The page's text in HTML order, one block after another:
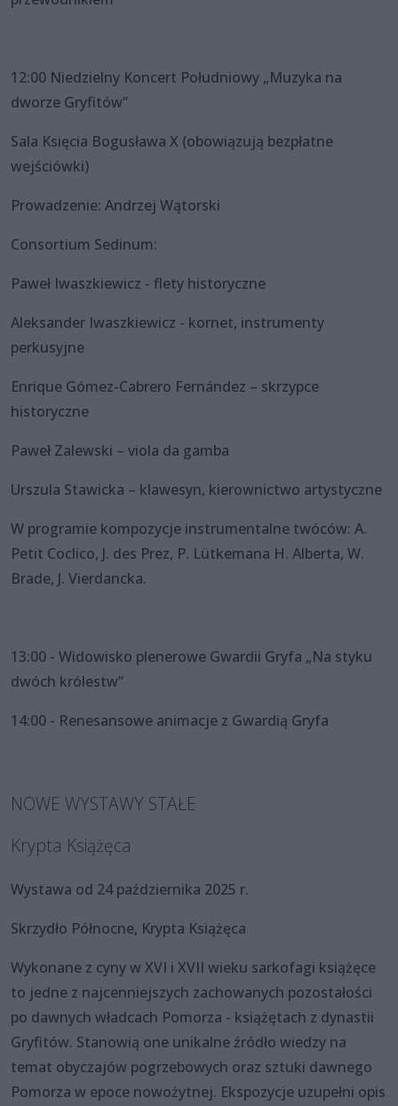
12:00 Niedzielny Koncert Południowy „Muzyka na
dworze Gryfitów”
Sala Księcia Bogusława X (obowiązują bezpłatne
wejściówki)
Prowadzenie: Andrzej Wątorski
Consortium Sedinum:
Paweł Iwaszkiewicz - flety historyczne
Aleksander Iwaszkiewicz - kornet, instrumenty
perkusyjne
Enrique Gómez-Cabrero Fernández – skrzypce
historyczne
Paweł Zalewski – viola da gamba
Urszula Stawicka – klawesyn, kierownictwo artystyczne
W programie kompozycje instrumentalne twóców: A.
Petit Coclico, J. des Prez, P. Lütkemana H. Alberta, W.
Brade, J. Vierdancka.
13:00 - Widowisko plenerowe Gwardii Gryfa „Na styku
dwóch królestw”
14:00 - Renesansowe animacje z Gwardią Gryfa
NOWE WYSTAWY STAŁE
Krypta Książęca
Wystawa od 24 października 2025 r.
Skrzydło Północne, Krypta Książęca
Wykonane z cyny w XVI i XVII wieku sarkofagi książęce
to jedne z najcenniejszych zachowanych pozostałości
po dawnych władcach Pomorza - książętach z dynastii
Gryfitów. Stanowią one unikalne źródło wiedzy na
temat obyczajów pogrzebowych oraz sztuki dawnego
Pomorza w epoce nowożytnej. Ekspozycje uzupełni opis